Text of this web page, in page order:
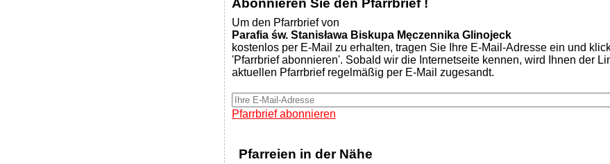
Abonnieren Sie den Pfarrbrief !
Um den Pfarrbrief von
Parafia św. Stanisława Biskupa Męczennika Glinojeck
kostenlos per E-Mail zu erhalten, tragen Sie Ihre E-Mail-Adresse ein und
'Pfarrbrief abonnieren'. Sobald wir die Internetseite kennen, wird Ihnen der
aktuellen Pfarrbrief regelmäßig per E-Mail zugesandt.
Pfarrbrief abonnieren
Pfarreien in der Nähe